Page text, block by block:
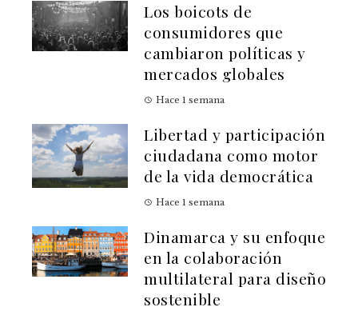
Los boicots de
consumidores que
cambiaron políticas y
mercados globales
Hace 1 semana
Libertad y participación
ciudadana como motor
de la vida democrática
Hace 1 semana
Dinamarca y su enfoque
en la colaboración
multilateral para diseño
sostenible